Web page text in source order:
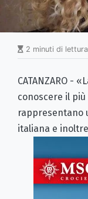
2 minuti di lettura
CATANZARO -
conoscere il
rappresentano
italiana e